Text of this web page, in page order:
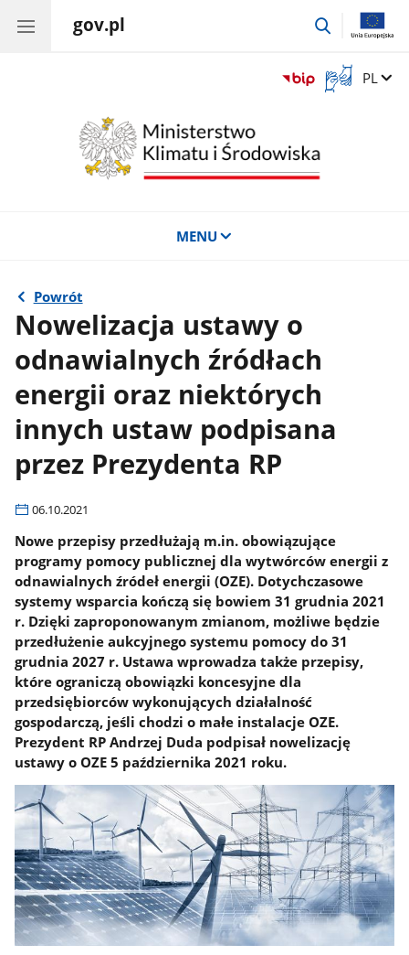
gov.pl
przejdź
Otwórz
okno
Zmień
PL
MENU
Powrót
Nowelizacja ustawy o
odnawialnych źródłach
energii oraz niektórych
innych ustaw podpisana
przez Prezydenta RP
06.10.2021
Nowe przepisy przedłużają m.in. obowiązujące
programy pomocy publicznej dla wytwórców energii z
odnawialnych źródeł energii (OZE). Dotychczasowe
systemy wsparcia kończą się bowiem 31 grudnia 2021
r. Dzięki zaproponowanym zmianom, możliwe będzie
przedłużenie aukcyjnego systemu pomocy do 31
grudnia 2027 r. Ustawa wprowadza także przepisy,
które ograniczą obowiązki koncesyjne dla
przedsiębiorców wykonujących działalność
gospodarczą, jeśli chodzi o małe instalacje OZE.
Prezydent RP Andrzej Duda podpisał nowelizację
ustawy o OZE 5 października 2021 roku.